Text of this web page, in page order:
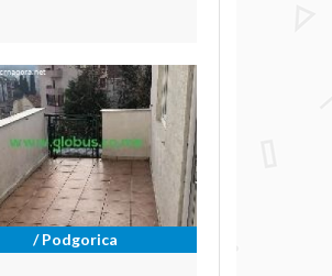
/ Podgorica